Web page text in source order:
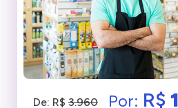
De: R$ 3.960 Por: R$